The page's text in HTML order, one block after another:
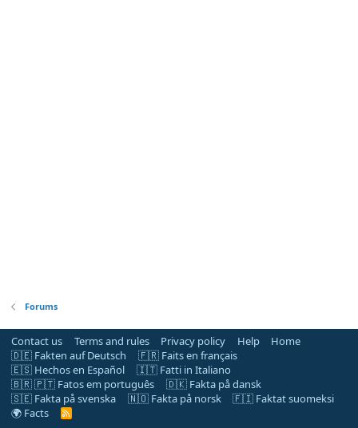
Forums
Contact us Terms and rules Privacy policy Help
Home
🇩🇪 Fakten auf Deutsch
🇫🇷 Faits en français
🇪🇸 Hechos en Español
🇮🇹 Fatti in Italiano
🇧🇷 🇵🇹 Fatos em português
🇩🇰 Fakta på dansk
🇸🇪 Fakta på svenska
🇳🇴 Fakta på norsk
🇫🇮 Faktat suomeksi
🌍 Facts
R